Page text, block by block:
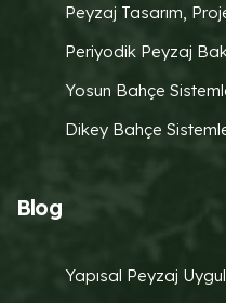
Peyzaj Tasarım,
Periyodik Peyzaj
Yosun Bahçe
Dikey Bahçe
Blog
Yapısal Peyzaj